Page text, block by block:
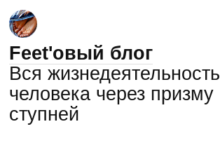
Feet'овый блог
Вся жизнедеятельность
человека через призму
ступней